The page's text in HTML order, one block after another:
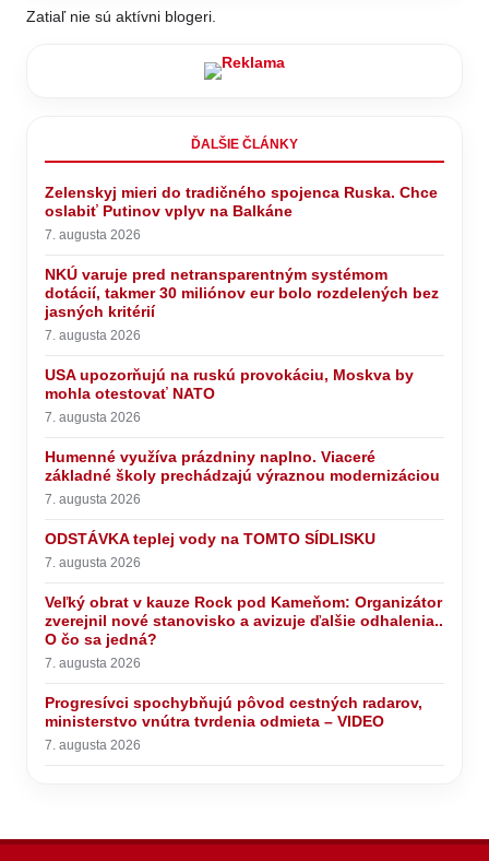
Zatiaľ nie sú aktívni blogeri.
ĎALŠIE ČLÁNKY
Zelenskyj mieri do tradičného spojenca Ruska. Chce
oslabiť Putinov vplyv na Balkáne
7. augusta 2026
NKÚ varuje pred netransparentným systémom
dotácií, takmer 30 miliónov eur bolo rozdelených bez
jasných kritérií
7. augusta 2026
USA upozorňujú na ruskú provokáciu, Moskva by
mohla otestovať NATO
7. augusta 2026
Humenné využíva prázdniny naplno. Viaceré
základné školy prechádzajú výraznou modernizáciou
7. augusta 2026
ODSTÁVKA teplej vody na TOMTO SÍDLISKU
7. augusta 2026
Veľký obrat v kauze Rock pod Kameňom: Organizátor
zverejnil nové stanovisko a avizuje ďalšie odhalenia..
O čo sa jedná?
7. augusta 2026
Progresívci spochybňujú pôvod cestných radarov,
ministerstvo vnútra tvrdenia odmieta – VIDEO
7. augusta 2026